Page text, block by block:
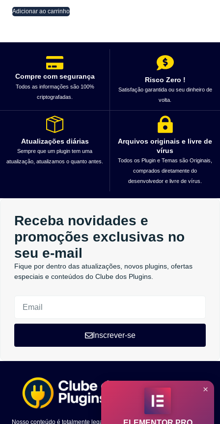
Adicionar ao carrinho
Compre com segurança
Todos as informações são 100%
criptografadas.
Risco Zero !
Satisfação garantida ou seu dinheiro de
volta.
Atualizações diárias
Sempre que um plugin tem uma
atualização, atualizamos o quanto antes.
Arquivos originais e livre de
vírus
Todos os Plugin e Temas são Originais,
comprados diretamente do
desenvolvedor e livre de vírus.
Receba novidades e
promoções exclusivas no
seu e-mail
Fique por dentro das atualizações, novos plugins, ofertas
especiais e conteúdos do Clube dos Plugins.
Inscrever-se
Nosso conteúdo é totalmente legal e todo o código dos temas e plugins
×